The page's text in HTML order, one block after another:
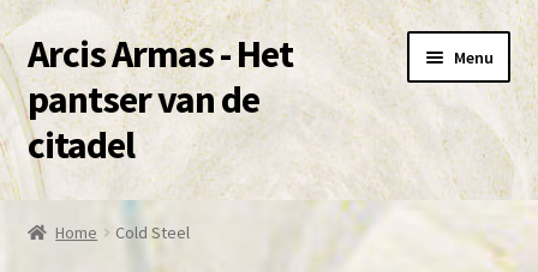
Ga
door
naar
navigatie
Ga
naar
de
inhoud
Arcis Armas - Het
pantser van de
citadel
Menu
Over deze site en Shop
Home Cold Steel